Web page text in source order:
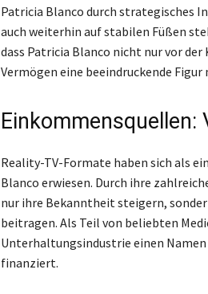
Patricia Blanco durch strategisches
auch weiterhin auf stabilen Füßen
dass Patricia Blanco nicht nur vor
Vermögen eine beeindruckende Figur
Einkommensquellen:
Reality-TV-Formate haben sich als
Blanco erwiesen. Durch ihre
nur ihre Bekanntheit steigern,
beitragen. Als Teil von beliebten
Unterhaltungsindustrie einen
finanziert.